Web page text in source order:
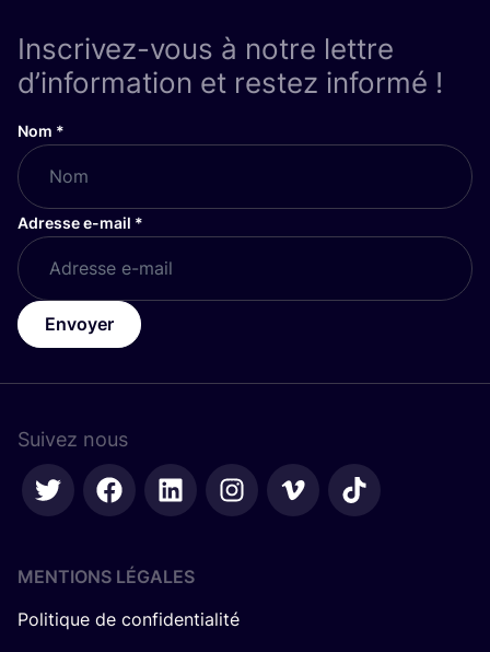
Inscrivez-vous à notre lettre
d’information et restez informé !
Nom *
Adresse e-mail *
Envoyer
Suivez nous
MENTIONS LÉGALES
Politique de confidentialité